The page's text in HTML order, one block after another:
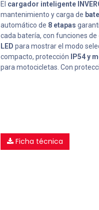
El cargador inteligente
mantenimiento y carga de
automático de 8 etapas
cada batería, con funciones de
LED para mostrar el modo
compacto, protección
IP54 y
para motocicletas. Con
Ficha técnica